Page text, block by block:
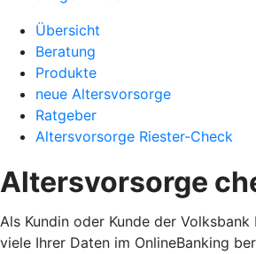
Übersicht
Beratung
Produkte
neue Altersvorsorge
Ratgeber
Altersvorsorge Riester-Check
Altersvorsorge
Als Kundin oder Kunde der
viele Ihrer Daten im OnlineBanking